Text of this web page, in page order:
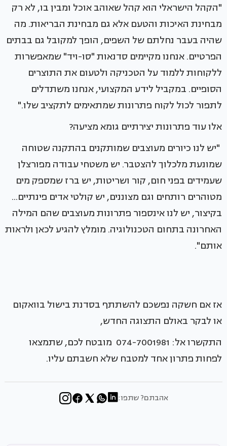
"הקהל הישראלי הוא קהל שאוהב אוכל ומבין בו, לא רק
מבחינת האיכות והטעם אלא גם מבחינת הבריאות. מה
שהיה בעבר נחלתם של השפים, הופך למקובל גם בבתים
הפרטיים. אנחנו מקיימים סדנאות "סו-ויד" שמאפשרות
ללקוחות ללמוד על הטכניקה ולטעום את התוצרים
הסופיים. במקביל לידע המקצועי, אנחנו משתדלים
לתפור לכול לקוח פתרונות שמתאימים לתקציב שלו."
אלו עוד פתרונות יצירתיים גומא מציעה?
"יש לנו כיורים מעוצבים שמותקנים בהתקנה שטוחה
שמונעת מלכלוך להצטבר. יש משטחי עבודה מפורצלן
שעמידים בפני חום, קור ושריטות, יש ברז שמספק מים
מטוהרים רותחים וגם מצוננים, יש קולטי אדים פינתיים...
בקיצור, יש לנו אינספור פתרונות מעוצבים שהם המילה
האחרונה בתחום הטכנולוגיה. מומלץ להגיע לכאן ולראות
אותם".
אז אם חשקה נפשכם להשתתף בסדנת בישול בוואקום
או לבקר באולם התצוגה החדש,
התקשרו אל: 074-7001981 מובטח לכם, שתמצאו
לפחות פתרון אחד למטבח שלא חשבתם עליו.
אהבתם? שתפו: